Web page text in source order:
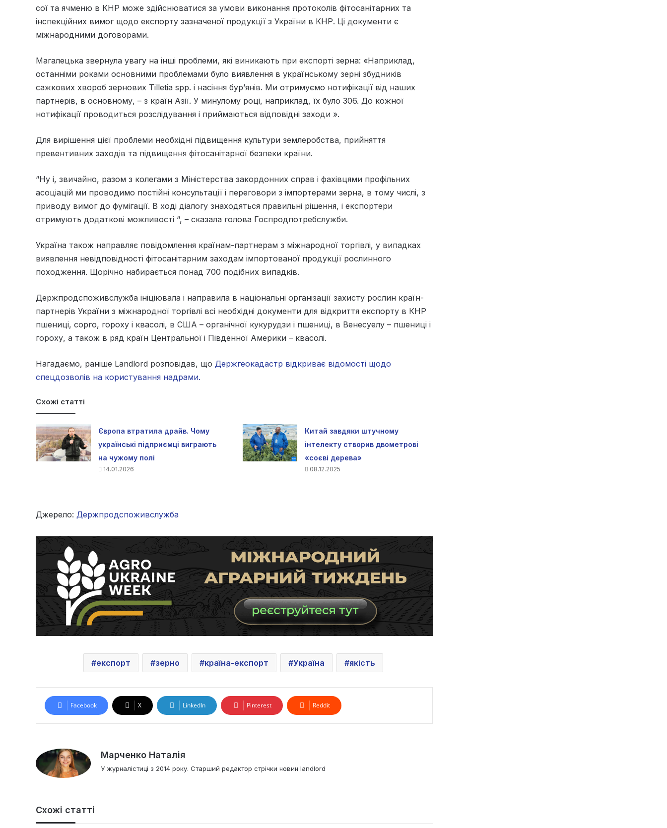
сої та ячменю в КНР може здійснюватися за умови виконання протоколів фітосанітарних та
інспекційних вимог щодо експорту зазначеної продукції з України в КНР. Ці документи є
міжнародними договорами.
Магалецька звернула увагу на інші проблеми, які виникають при експорті зерна: «Наприклад,
останніми роками основними проблемами було виявлення в українському зерні збудників
сажкових хвороб зернових Tilletia spp. і насіння бур’янів. Ми отримуємо нотифікації від наших
партнерів, в основному, – з країн Азії. У минулому році, наприклад, їх було 306. До кожної
нотифікації проводиться розслідування і приймаються відповідні заходи ».
Для вирішення цієї проблеми необхідні підвищення культури землеробства, прийняття
превентивних заходів та підвищення фітосанітарної безпеки країни.
“Ну і, звичайно, разом з колегами з Міністерства закордонних справ і фахівцями профільних
асоціацій ми проводимо постійні консультації і переговори з імпортерами зерна, в тому числі, з
приводу вимог до фумігації. В ході діалогу знаходяться правильні рішення, і експортери
отримують додаткові можливості “, – сказала голова Госпродпотребслужби.
Україна також направляє повідомлення країнам-партнерам з міжнародної торгівлі, у випадках
виявлення невідповідності фітосанітарним заходам імпортованої продукції рослинного
походження. Щорічно набирається понад 700 подібних випадків.
Держпродспоживслужба ініціювала і направила в національні організації захисту рослин країн-
партнерів України з міжнародної торгівлі всі необхідні документи для відкриття експорту в КНР
пшениці, сорго, гороху і квасолі, в США – органічної кукурудзи і пшениці, в Венесуелу – пшениці і
гороху, а також в ряд країн Центральної і Південної Америки – квасолі.
Нагадаємо, раніше Landlord розповідав, що Держгеокадастр відкриває відомості щодо
спецдозволів на користування надрами.
Схожі статті
Європа втратила драйв. Чому
українські підприємці виграють
на чужому полі
14.01.2026
Китай завдяки штучному
інтелекту створив двометрові
«соєві дерева»
08.12.2025
Джерело: Держпродспоживслужба
експорт зерно країна-експорт Україна якість
Facebook X LinkedIn Pinterest Reddit
Марченко Наталія
У журналістиці з 2014 року. Старший редактор стрічки новин landlord
Схожі статті